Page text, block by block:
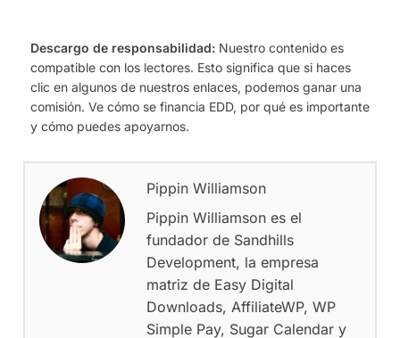
Descargo de responsabilidad: Nuestro contenido es
compatible con los lectores. Esto significa que si haces
clic en algunos de nuestros enlaces, podemos ganar una
comisión. Ve cómo se financia EDD, por qué es importante
y cómo puedes apoyarnos.
Pippin Williamson
Pippin Williamson es el
fundador de Sandhills
Development, la empresa
matriz de Easy Digital
Downloads, AffiliateWP, WP
Simple Pay, Sugar Calendar y